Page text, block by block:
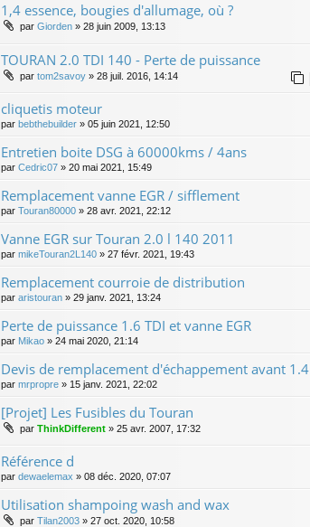
1,4 essence, bougies d'allumage, où ?
par Giorden » 28 juin 2009, 13:13
TOURAN 2.0 TDI 140 - Perte de puissance
par tom2savoy » 28 juil. 2016, 14:14
cliquetis moteur
par bebthebuilder » 05 juin 2021, 12:50
Entretien boite DSG à 60000kms / 4ans
par Cedric07 » 20 mai 2021, 15:49
Remplacement vanne EGR / sifflement
par Touran80000 » 28 avr. 2021, 22:12
Vanne EGR sur Touran 2.0 l 140 2011
par mikeTouran2L140 » 27 févr. 2021, 19:43
Remplacement courroie de distribution
par aristouran » 29 janv. 2021, 13:24
Perte de puissance 1.6 TDI et vanne EGR
par Mikao » 24 mai 2020, 21:14
Devis de remplacement d'échappement avant 1.4
par mrpropre » 15 janv. 2021, 22:02
[Projet] Les Fusibles du Touran
par ThinkDifferent » 25 avr. 2007, 17:32
Référence d
par dewaelemax » 08 déc. 2020, 07:07
Utilisation shampoing wash and wax
par Tilan2003 » 27 oct. 2020, 10:58